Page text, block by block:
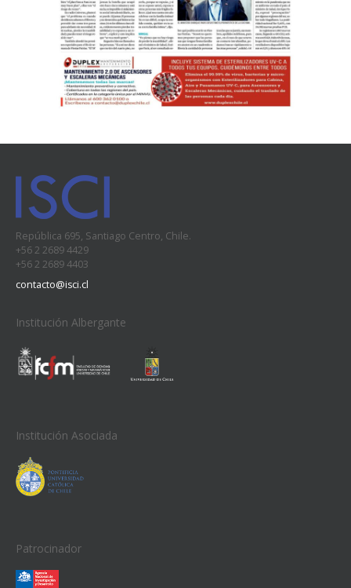
República 695, Santiago Centro, Chile.
+56 2 2689 4429
+56 2 2689 4403
contacto@isci.cl
Institución Albergante
Institución Asociada
Patrocinador